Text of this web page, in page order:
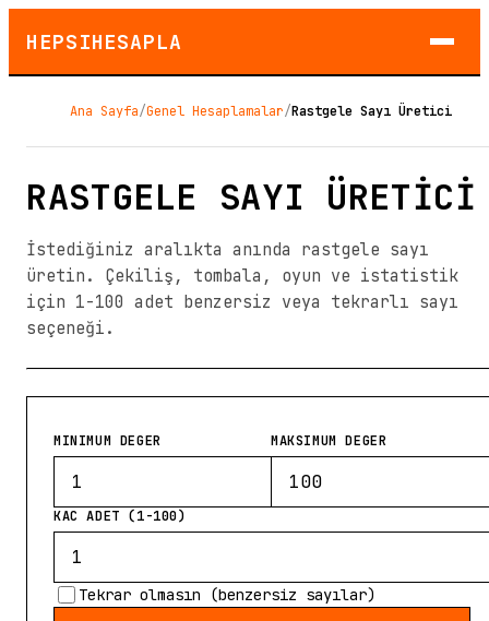
HEPSIHESAPLA
Ana Sayfa/Genel Hesaplamalar/Rastgele Sayı Üretici
RASTGELE SAYI ÜRETICI
İstediğiniz aralıkta anında rastgele sayı
üretin. Çekiliş, tombala, oyun ve istatistik
için 1-100 adet benzersiz veya tekrarlı sayı
seçeneği.
MINIMUM DEGER MAKSIMUM DEGER
KAC ADET (1-100)
Tekrar olmasın (benzersiz sayılar)